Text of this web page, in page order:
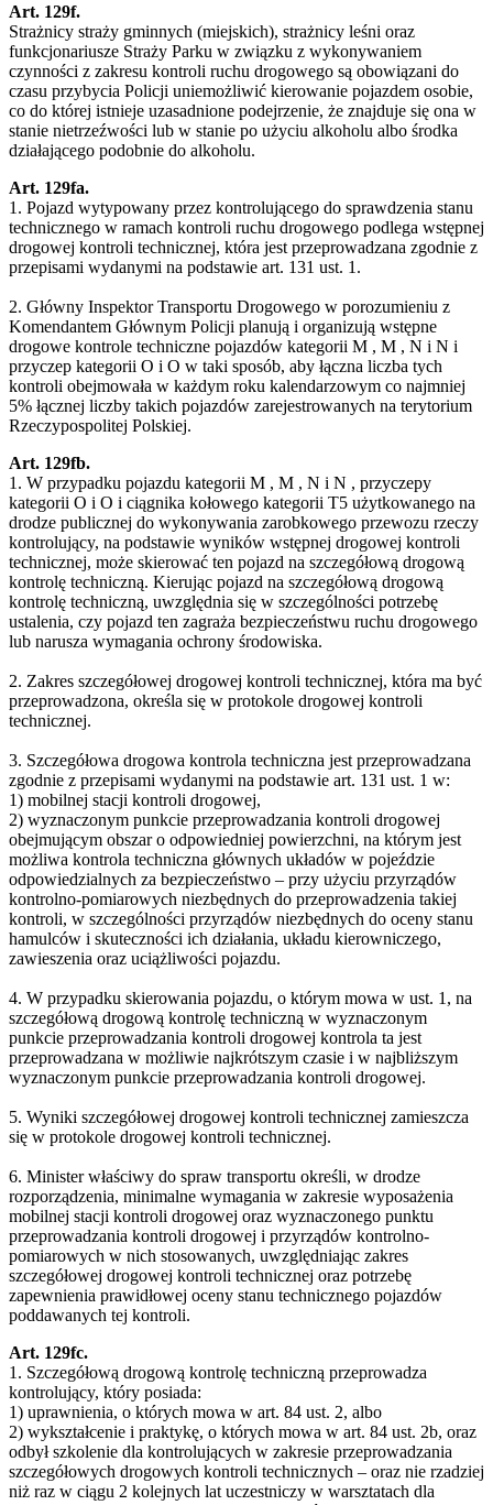
Art. 129f.
Strażnicy straży gminnych (miejskich), strażnicy leśni oraz
funkcjonariusze Straży Parku w związku z wykonywaniem
czynności z zakresu kontroli ruchu drogowego są obowiązani do
czasu przybycia Policji uniemożliwić kierowanie pojazdem osobie,
co do której istnieje uzasadnione podejrzenie, że znajduje się ona w
stanie nietrzeźwości lub w stanie po użyciu alkoholu albo środka
działającego podobnie do alkoholu.
Art. 129fa.
1. Pojazd wytypowany przez kontrolującego do sprawdzenia stanu
technicznego w ramach kontroli ruchu drogowego podlega wstępnej
drogowej kontroli technicznej, która jest przeprowadzana zgodnie z
przepisami wydanymi na podstawie art. 131 ust. 1.
2. Główny Inspektor Transportu Drogowego w porozumieniu z
Komendantem Głównym Policji planują i organizują wstępne
drogowe kontrole techniczne pojazdów kategorii M , M , N i N i
przyczep kategorii O i O w taki sposób, aby łączna liczba tych
kontroli obejmowała w każdym roku kalendarzowym co najmniej
5% łącznej liczby takich pojazdów zarejestrowanych na terytorium
Rzeczypospolitej Polskiej.
Art. 129fb.
1. W przypadku pojazdu kategorii M , M , N i N , przyczepy
kategorii O i O i ciągnika kołowego kategorii T5 użytkowanego na
drodze publicznej do wykonywania zarobkowego przewozu rzeczy
kontrolujący, na podstawie wyników wstępnej drogowej kontroli
technicznej, może skierować ten pojazd na szczegółową drogową
kontrolę techniczną. Kierując pojazd na szczegółową drogową
kontrolę techniczną, uwzględnia się w szczególności potrzebę
ustalenia, czy pojazd ten zagraża bezpieczeństwu ruchu drogowego
lub narusza wymagania ochrony środowiska.
2. Zakres szczegółowej drogowej kontroli technicznej, która ma być
przeprowadzona, określa się w protokole drogowej kontroli
technicznej.
3. Szczegółowa drogowa kontrola techniczna jest przeprowadzana
zgodnie z przepisami wydanymi na podstawie art. 131 ust. 1 w:
1) mobilnej stacji kontroli drogowej,
2) wyznaczonym punkcie przeprowadzania kontroli drogowej
obejmującym obszar o odpowiedniej powierzchni, na którym jest
możliwa kontrola techniczna głównych układów w pojeździe
odpowiedzialnych za bezpieczeństwo – przy użyciu przyrządów
kontrolno-pomiarowych niezbędnych do przeprowadzenia takiej
kontroli, w szczególności przyrządów niezbędnych do oceny stanu
hamulców i skuteczności ich działania, układu kierowniczego,
zawieszenia oraz uciążliwości pojazdu.
4. W przypadku skierowania pojazdu, o którym mowa w ust. 1, na
szczegółową drogową kontrolę techniczną w wyznaczonym
punkcie przeprowadzania kontroli drogowej kontrola ta jest
przeprowadzana w możliwie najkrótszym czasie i w najbliższym
wyznaczonym punkcie przeprowadzania kontroli drogowej.
5. Wyniki szczegółowej drogowej kontroli technicznej zamieszcza
się w protokole drogowej kontroli technicznej.
6. Minister właściwy do spraw transportu określi, w drodze
rozporządzenia, minimalne wymagania w zakresie wyposażenia
mobilnej stacji kontroli drogowej oraz wyznaczonego punktu
przeprowadzania kontroli drogowej i przyrządów kontrolno-
pomiarowych w nich stosowanych, uwzględniając zakres
szczegółowej drogowej kontroli technicznej oraz potrzebę
zapewnienia prawidłowej oceny stanu technicznego pojazdów
poddawanych tej kontroli.
Art. 129fc.
1. Szczegółową drogową kontrolę techniczną przeprowadza
kontrolujący, który posiada:
1) uprawnienia, o których mowa w art. 84 ust. 2, albo
2) wykształcenie i praktykę, o których mowa w art. 84 ust. 2b, oraz
odbył szkolenie dla kontrolujących w zakresie przeprowadzania
szczegółowych drogowych kontroli technicznych – oraz nie rzadziej
niż raz w ciągu 2 kolejnych lat uczestniczy w warsztatach dla